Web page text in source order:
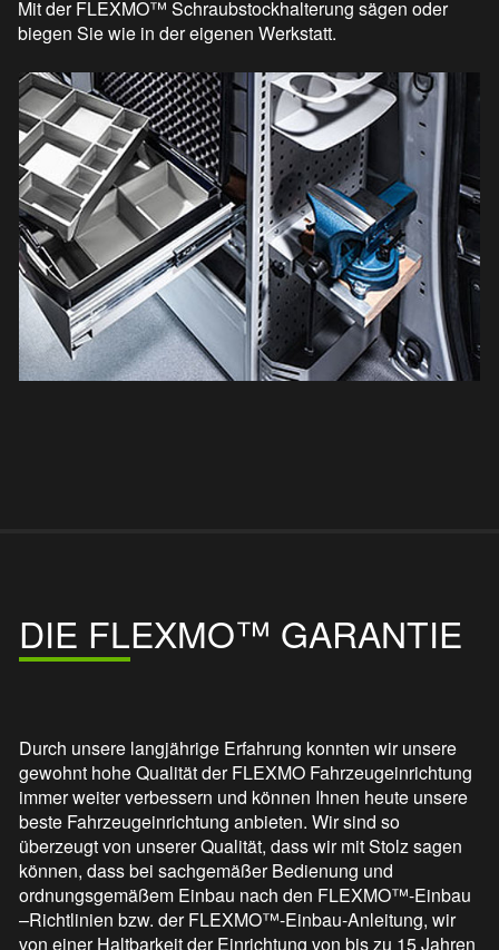
Mit der FLEXMO™ Schraubstockhalterung sägen oder
biegen Sie wie in der eigenen Werkstatt.
DIE FLEXMO™ GARANTIE
Durch unsere langjährige Erfahrung konnten wir unsere
gewohnt hohe Qualität der FLEXMO Fahrzeugeinrichtung
immer weiter verbessern und können Ihnen heute unsere
beste Fahrzeugeinrichtung anbieten. Wir sind so
überzeugt von unserer Qualität, dass wir mit Stolz sagen
können, dass bei sachgemäßer Bedienung und
ordnungsgemäßem Einbau nach den FLEXMO™-Einbau
–Richtlinien bzw. der FLEXMO™-Einbau-Anleitung, wir
von einer Haltbarkeit der Einrichtung von bis zu 15 Jahren